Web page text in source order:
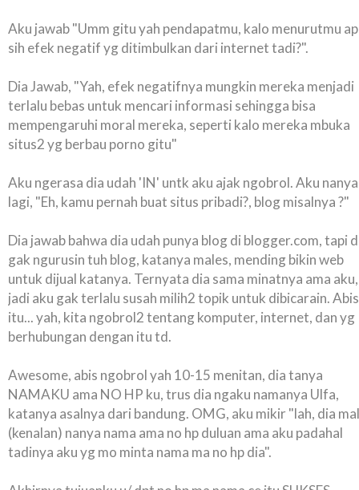
Aku jawab "Umm gitu yah pendapatmu, kalo menurutmu
sih efek negatif yg ditimbulkan dari internet tadi?".
Dia Jawab, "Yah, efek negatifnya mungkin mereka menjadi
terlalu bebas untuk mencari informasi sehingga bisa
mempengaruhi moral mereka, seperti kalo mereka mbuka
situs2 yg berbau porno gitu"
Aku ngerasa dia udah 'IN' untk aku ajak ngobrol. Aku nanya
lagi, "Eh, kamu pernah buat situs pribadi?, blog misalnya ?"
Dia jawab bahwa dia udah punya blog di blogger.com, tapi
gak ngurusin tuh blog, katanya males, mending bikin web
untuk dijual katanya. Ternyata dia sama minatnya ama aku,
jadi aku gak terlalu susah milih2 topik untuk dibicarain. Abis
itu... yah, kita ngobrol2 tentang komputer, internet, dan yg
berhubungan dengan itu td.
Awesome, abis ngobrol yah 10-15 menitan, dia tanya
NAMAKU ama NO HP ku, trus dia ngaku namanya Ulfa,
katanya asalnya dari bandung. OMG, aku mikir "lah, dia
(kenalan) nanya nama ama no hp duluan ama aku padahal
tadinya aku yg mo minta nama ma no hp dia".